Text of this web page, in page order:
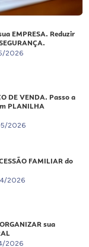
EMPRESA. Reduzir
2026
DE VENDA. Passo a
PLANILHA
2026
FAMILIAR do
2026
sua
2026